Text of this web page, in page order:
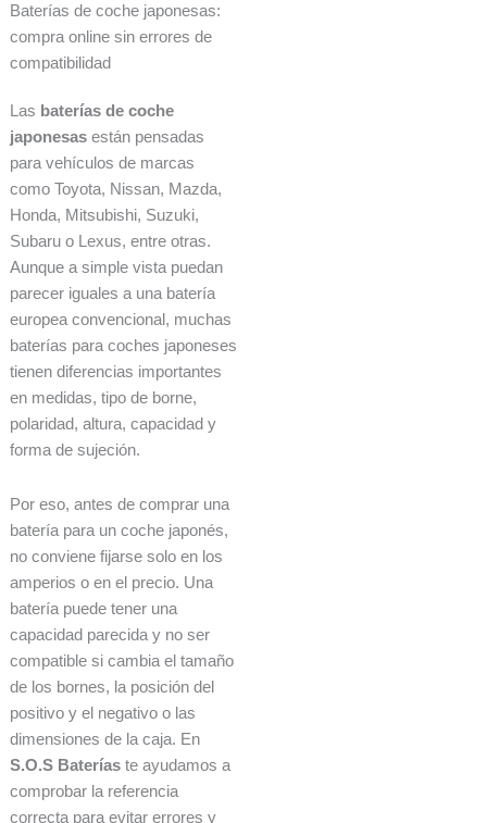
Baterías de coche japonesas:
compra online sin errores de
compatibilidad
Las baterías de coche
japonesasestán pensadas
para vehículos de marcas
como Toyota, Nissan, Mazda,
Honda, Mitsubishi, Suzuki,
Subaru o Lexus, entre otras.
Aunque a simple vista puedan
parecer iguales a una batería
europea convencional, muchas
baterías para coches japoneses
tienen diferencias importantes
en medidas, tipo de borne,
polaridad, altura, capacidad y
forma de sujeción.
Por eso, antes de comprar una
batería para un coche japonés,
no conviene fijarse solo en los
amperios o en el precio. Una
batería puede tener una
capacidad parecida y no ser
compatible si cambia el tamaño
de los bornes, la posición del
positivo y el negativo o las
dimensiones de la caja. En
S.O.S Bateríaste ayudamos a
comprobar la referencia
correcta para evitar errores y